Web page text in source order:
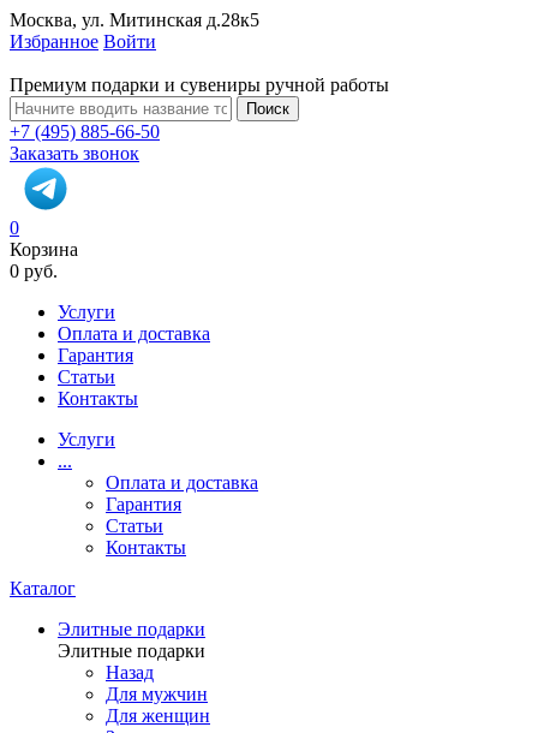
Москва, ул. Митинская д.28к5
Избранное Войти
Премиум подарки и сувениры ручной работы
Поиск
+7 (495) 885-66-50
Заказать звонок
0
Корзина
0 руб.
Услуги
Оплата и доставка
Гарантия
Статьи
Контакты
Услуги
...
Оплата и доставка
Гарантия
Статьи
Контакты
Каталог
Элитные подарки
Элитные подарки
Назад
Для мужчин
Для женщин